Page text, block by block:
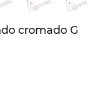
cromado G